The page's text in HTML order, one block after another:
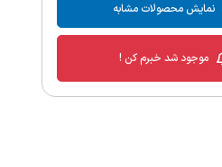
نمایش محصولات مشابه
موجود شد خبرم کن !